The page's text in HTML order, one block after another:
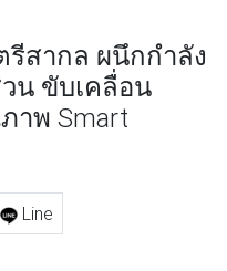
สากล ผนึกกำลัง
น ขับเคลื่อน
าพ Smart
Line